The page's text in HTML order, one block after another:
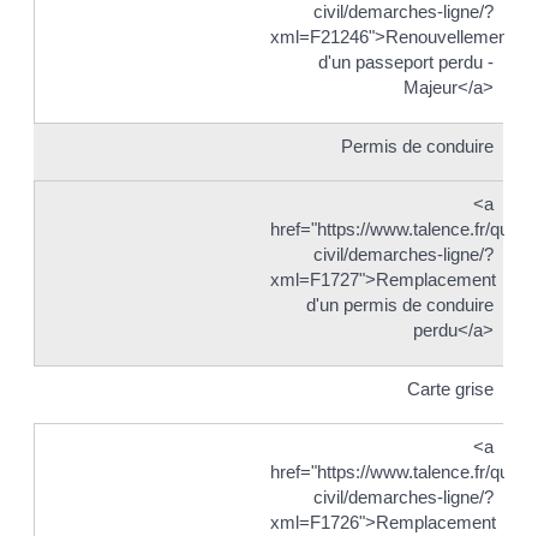
civil/demarches-ligne/?
xml=F21246">Renouvellement
d'un passeport perdu -
Majeur</a>
Permis de conduire
<a
href="https://www.talence.fr/
civil/demarches-ligne/?
xml=F1727">Remplacement
d'un permis de conduire
perdu</a>
Carte grise
<a
href="https://www.talence.fr/
civil/demarches-ligne/?
xml=F1726">Remplacement